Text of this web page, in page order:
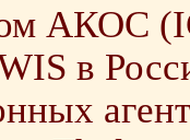
АКОС
в